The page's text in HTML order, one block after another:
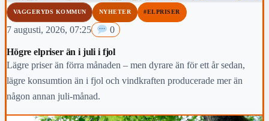
VAGGERYDS KOMMUN NYHETER #ELPRISER
7 augusti, 2026, 07:25 0
Högre elpriser än i juli i fjol
Lägre priser än förra månaden – men dyrare än för ett år sedan,
lägre konsumtion än i fjol och vindkraften producerade mer än
någon annan juli-månad.